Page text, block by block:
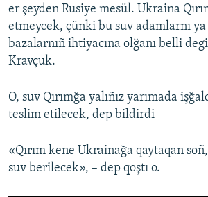
er şeyden Rusiye mesül. Ukraina
etmeycek, çünki bu suv adamlarnı
bazalarnıñ ihtiyacına olğanı belli
Kravçuk.
O, suv Qırımğa yalıñız yarımada
teslim etilecek, dep bildirdi
«Qırım kene Ukrainağa qaytaqan
suv berilecek», – dep qoştı o.